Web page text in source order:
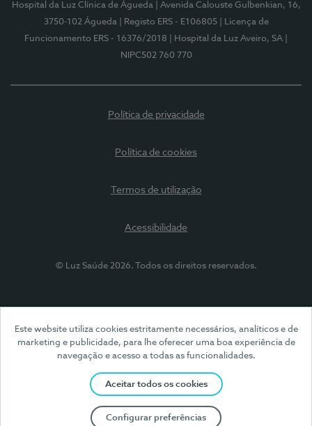
Este website utiliza cookies estritamente necessários, analíticos e de
marketing e publicidade, para lhe oferecer uma boa experiência de
navegação e acesso a todas as funcionalidades.
Aceitar todos os cookies
Configurar preferências
Hospital da Luz Clínica de Águeda
| Avenida Calouste Gulbenkian, 16,
3750-102 Águeda
| Registo ERS - E106805
| Licença de
Funcionamento ERS - 16376/2018
| Hospital da Luz Aveiro, SA
NIPC502 760 770
Política de privacidade
Política de cookies
Termos de utilização
Acessibilidade
© Luz Saúde 2026. Todos os direitos reservados.